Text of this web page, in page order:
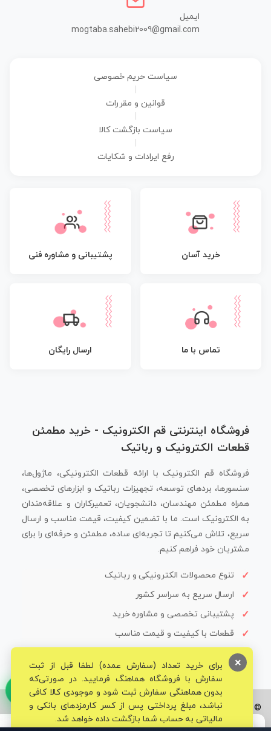
ایمیل
mogtaba.sahebi2009@gmail.com
سیاست حریم خصوصی
قوانین و مقررات
سیاست بازگشت کالا
رفع ایرادات و شکایات
خرید آسان پشتیبانی و مشاوره فنی
تماس با ما ارسال رایگان
فروشگاه اینترنتی قم الکترونیک - خرید مطمئن
قطعات الکترونیک و رباتیک
فروشگاه قم الکترونیک با ارائه قطعات الکترونیکی، ماژول‌ها،
سنسورها، بردهای توسعه، تجهیزات رباتیک و ابزارهای تخصصی،
همراه مطمئن مهندسان، دانشجویان، تعمیرکاران و علاقه‌مندان
به الکترونیک است. ما با تضمین کیفیت، قیمت مناسب و ارسال
سریع، تلاش می‌کنیم تا تجربه‌ای ساده، مطمئن و حرفه‌ای را برای
مشتریان خود فراهم کنیم.
تنوع محصولات الکترونیکی و رباتیک
ارسال سریع به سراسر کشور
پشتیبانی تخصصی و مشاوره خرید
قطعات با کیفیت و قیمت مناسب
© تمامی حقوق برای فروشگاه تخصصی قم الکترونیک محفوظ می‌باشد.
برای خرید تعداد (سفارش عمده) لطفا قبل از ثبت
سفارش با فروشگاه هماهنگ فرمایید. در صورتی‌که
بدون هماهنگی سفارش ثبت شود و موجودی کالا کافی
نباشد، مبلغ پرداختی پس از کسر کارمزدهای بانکی و
مالیاتی به حساب شما بازگشت داده خواهد شد.
×